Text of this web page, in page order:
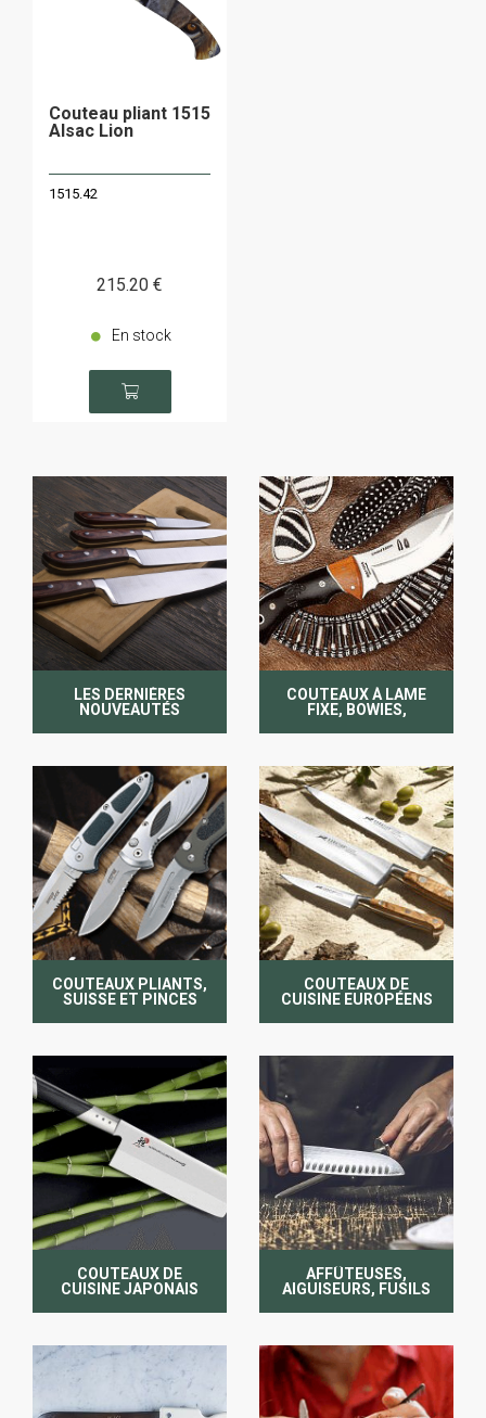
Couteau pliant 1515
Alsac Lion
1515.42
215.20 €
En stock
LES DERNIÈRES
NOUVEAUTÉS
COUTEAUX À LAME
FIXE, BOWIES,
COUTEAUX PLIANTS,
SUISSE ET PINCES
COUTEAUX DE
CUISINE EUROPÉENS
COUTEAUX DE
CUISINE JAPONAIS
AFFÛTEUSES,
AIGUISEURS, FUSILS